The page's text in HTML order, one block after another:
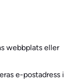
webbplats eller
e-postadress i